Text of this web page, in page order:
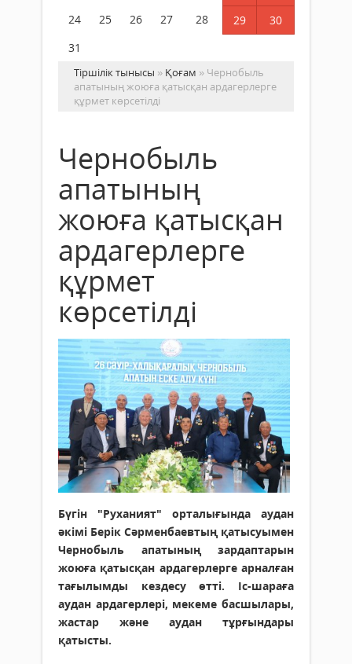
24
25 26 27 28 29
30
31
Тіршілік тынысы » Қоғам » Чернобыль
апатының жоюға қатысқан ардагерлерге
құрмет көрсетілді
Чернобыль
апатының
жоюға қатысқан
ардагерлерге
құрмет
көрсетілді
Бүгін "Руханият" орталығында аудан
әкімі Берік Сәрменбаевтың қатысуымен
Чернобыль апатының зардаптарын
жоюға қатысқан ардагерлерге арналған
тағылымды кездесу өтті. Іс-шараға
аудан ардагерлері, мекеме басшылары,
жастар және аудан тұрғындары
қатысты.